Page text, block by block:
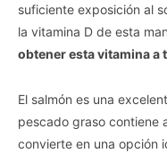
suficiente exposición al
la vitamina D de esta
obtener esta vitamina a
El salmón es una
pescado graso contiene
convierte en una opción